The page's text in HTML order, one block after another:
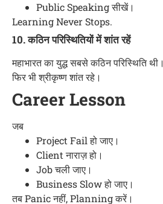
Public Speaking सीखें।
Learning Never Stops.
10. कठिन परिस्थितियों में शांत रहें
महाभारत का युद्ध सबसे कठिन परिस्थिति थी।
फिर भी श्रीकृष्ण शांत रहे।
Career Lesson
जब
Project Fail हो जाए।
Client नाराज़ हो।
Job चली जाए।
Business Slow हो जाए।
तब Panic नहीं, Planning करें।